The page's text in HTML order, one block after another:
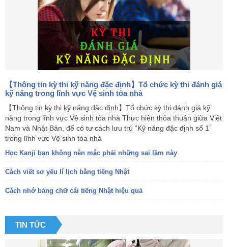
【Thông tin kỳ thi kỹ năng đặc định】Tổ chức kỳ thi đánh giá
kỹ năng trong lĩnh vực Vệ sinh tòa nhà
【Thông tin kỳ thi kỹ năng đặc định】Tổ chức kỳ thi đánh giá kỹ
năng trong lĩnh vực Vệ sinh tòa nhà Thực hiện thỏa thuận giữa Việt
Nam và Nhật Bản, để có tư cách lưu trú “Kỹ năng đặc định số 1”
trong lĩnh vực Vệ sinh tòa nhà
Học Kanji bạn không nên mắc phải những sai lầm này
Cách viết sơ yếu lí lịch bằng tiếng Nhật
Cách nhớ bảng chữ cái tiếng Nhật hiệu quả
TIN TỨC